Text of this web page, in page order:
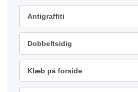
Antigraffiti
Dobbeltsidig
Klæb på forside